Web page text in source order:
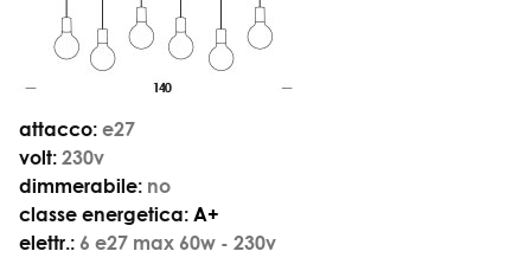
attacco: e27
volt: 230v
dimmerabile: no
classe energetica: A+
elettr.: 6 e27 max 60w - 230v